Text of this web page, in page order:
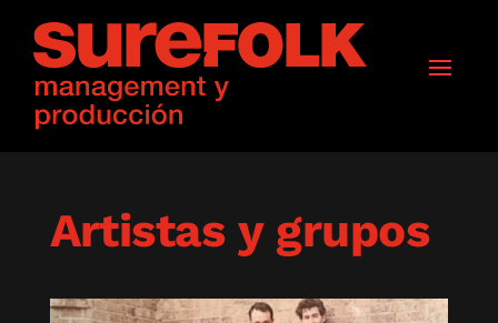
Artistas y grupos